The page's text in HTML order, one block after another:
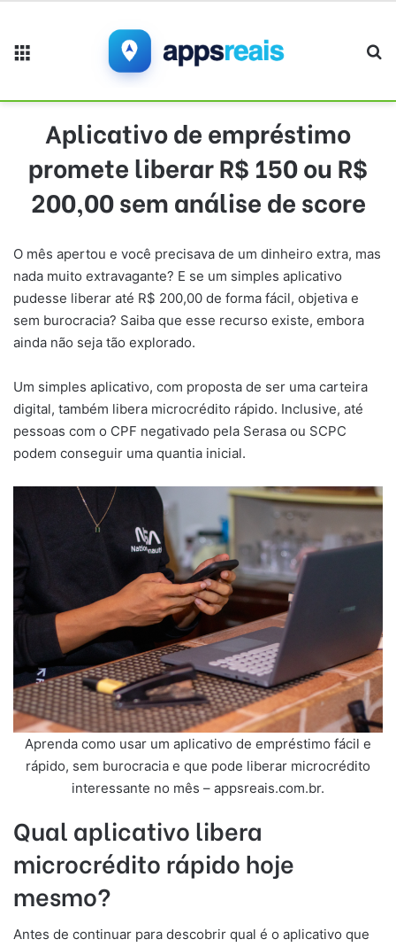
Aplicativo de empréstimo
promete liberar R$ 150 ou R$
200,00 sem análise de score
O mês apertou e você precisava de um dinheiro extra, mas
nada muito extravagante? E se um simples aplicativo
pudesse liberar até R$ 200,00 de forma fácil, objetiva e
sem burocracia? Saiba que esse recurso existe, embora
ainda não seja tão explorado.
Um simples aplicativo, com proposta de ser uma carteira
digital, também libera microcrédito rápido. Inclusive, até
pessoas com o CPF negativado pela Serasa ou SCPC
podem conseguir uma quantia inicial.
Aprenda como usar um aplicativo de empréstimo fácil e
rápido, sem burocracia e que pode liberar microcrédito
interessante no mês – appsreais.com.br.
Qual aplicativo libera
microcrédito rápido hoje
mesmo?
Antes de continuar para descobrir qual é o aplicativo que